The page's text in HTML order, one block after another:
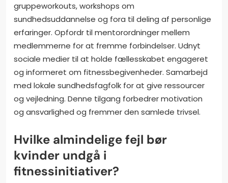
gruppeworkouts, workshops om
sundhedsuddannelse og fora til deling af personlige
erfaringer. Opfordr til mentorordninger mellem
medlemmerne for at fremme forbindelser. Udnyt
sociale medier til at holde fællesskabet engageret
og informeret om fitnessbegivenheder. Samarbejd
med lokale sundhedsfagfolk for at give ressourcer
og vejledning. Denne tilgang forbedrer motivation
og ansvarlighed og fremmer den samlede trivsel.
Hvilke almindelige fejl bør
kvinder undgå i
fitnessinitiativer?